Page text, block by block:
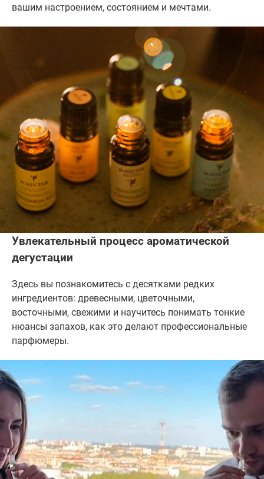
вашим настроением, состоянием и мечтами.
Увлекательный процесс ароматической
дегустации
Здесь вы познакомитесь с десятками редких
ингредиентов: древесными, цветочными,
восточными, свежими и научитесь понимать тонкие
нюансы запахов, как это делают профессиональные
парфюмеры.